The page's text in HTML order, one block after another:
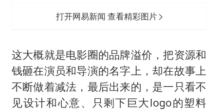
打开网易新闻 查看精彩图片
这大概就是电影圈的品牌溢价，把资源和
钱砸在演员和导演的名字上，却在故事上
不断做着减法，最后出来的，是一只看不
见设计和心意、只剩下巨大logo的塑料